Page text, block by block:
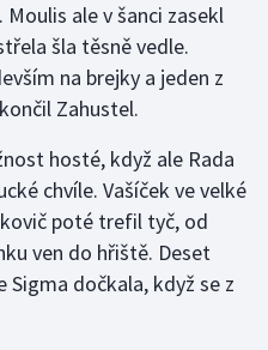
ale v šanci zasekl
šla těsně vedle.
na brejky a jeden z
Zahustel.
hosté, když ale Rada
chvíle. Vašíček ve velké
poté trefil tyč, od
ven do hřiště. Deset
Sigma dočkala, když se z